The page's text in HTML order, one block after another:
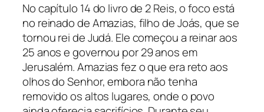
No capítulo 14 do livro de 2 Reis, o foco está
no reinado de Amazias, filho de Joás, que se
tornou rei de Judá. Ele começou a reinar aos
25 anos e governou por 29 anos em
Jerusalém. Amazias fez o que era reto aos
olhos do Senhor, embora não tenha
removido os altos lugares, onde o povo